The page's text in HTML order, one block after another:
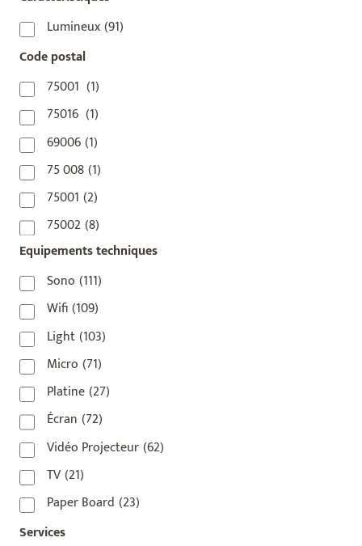
Lumineux(91)
Code postal
75001 (1)
75016 (1)
69006(1)
75 008(1)
75001 (2)
75002 (8)
75003(1)
75004(2)
75006 (5)
75007(7)
75008 (17)
75009(5)
75010 (9)
75011 (17)
75012(8)
75013(2)
75014
Equipements techniques
Sono (111)
Wifi(109)
Light(103)
Micro (71)
Platine(27)
Écran (72)
Vidéo Projecteur(62)
TV(21)
Paper Board (23)
Services